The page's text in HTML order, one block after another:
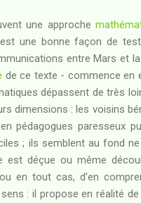
une approche
une bonne façon de
entre Mars et
de ce texte - commence en
dépassent de très
dimensions : les voisins
pédagogues paresseux
; ils semblent au fond
déçue ou même
en tout cas, d'en
: il propose en réalité